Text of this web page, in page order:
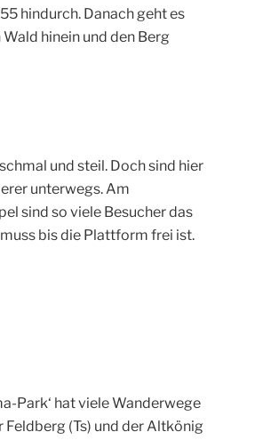
hindurch. Danach geht es
hinein und den Berg
und steil. Doch sind hier
unterwegs. Am
sind so viele Besucher das
bis die Plattform frei ist.
Park‘ hat viele Wanderwege
Feldberg (Ts) und der Altkönig